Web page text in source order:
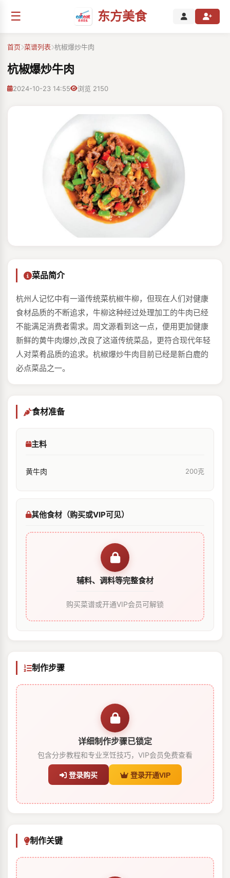
☰ 东方美食
首页 菜谱列表 杭椒爆炒牛肉
杭椒爆炒牛肉
2024-10-23 14:55 浏览 2150
菜品简介
杭州人记忆中有一道传统菜杭椒牛柳，但现在人们对健康
食材品质的不断追求，牛柳这种经过处理加工的牛肉已经
不能满足消费者需求。周文源看到这一点，便用更加健康
新鲜的黄牛肉爆炒,改良了这道传统菜品，更符合现代年轻
人对菜肴品质的追求。杭椒爆炒牛肉目前已经是新白鹿的
必点菜品之一。
食材准备
主料
黄牛肉 200克
其他食材（购买或VIP可见）
辅料、调料等完整食材
购买菜谱或开通VIP会员可解锁
制作步骤
详细制作步骤已锁定
包含分步教程和专业烹饪技巧，VIP会员免费查看
登录购买 登录开通VIP
制作关键